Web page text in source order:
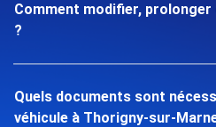
Comment modifier,
?
Quels documents sont
véhicule à Thorigny-sur-